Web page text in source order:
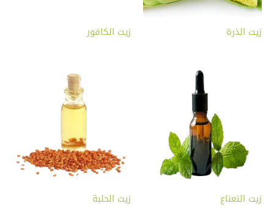
زيت الذرة زيت الكافور
زيت النعناع زيت الحلبة